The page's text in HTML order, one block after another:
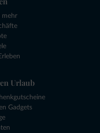
mehr
Urlaub
Gadgets